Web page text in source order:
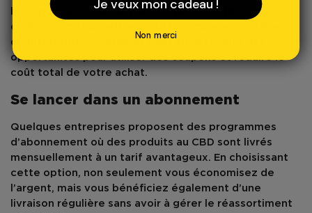
boutiques en ligne permet souvent d’obtenir des
codes promotionnels exclusifs. Comparer les offres
de différentes boutiques peut aussi révéler des
opportunités pour utiliser des coupons et réduire le
coût total de votre achat.
Se lancer dans un abonnement
Quelques entreprises proposent des programmes
d’abonnement où des produits au CBD sont livrés
mensuellement à un tarif avantageux. En choisissant
cette option, non seulement vous économisez de
l’argent, mais vous bénéficiez également d’une
livraison régulière sans avoir à gérer le réassortiment
Je veux mon cadeau !
Non merci